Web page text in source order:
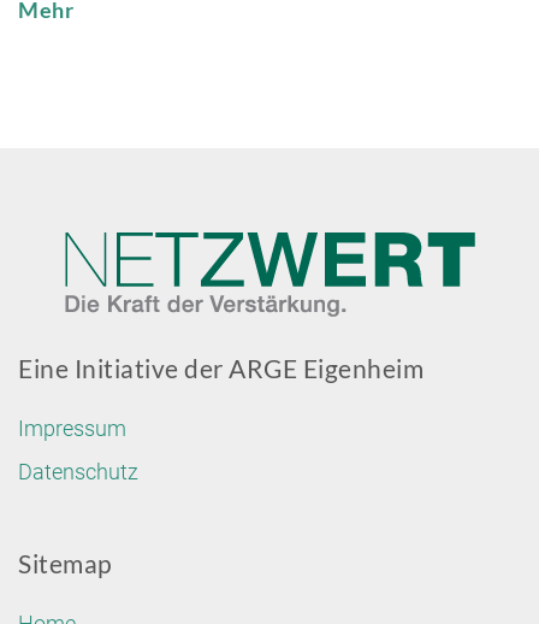
Mehr
Eine Initiative der ARGE Eigenheim
Impressum
Datenschutz
Sitemap